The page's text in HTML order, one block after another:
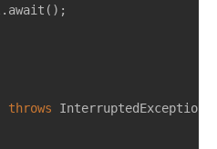
. await ();
throws InterruptedException